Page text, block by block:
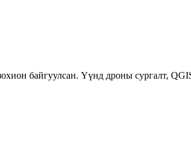
байгуулсан. Үүнд дроны сургалт,